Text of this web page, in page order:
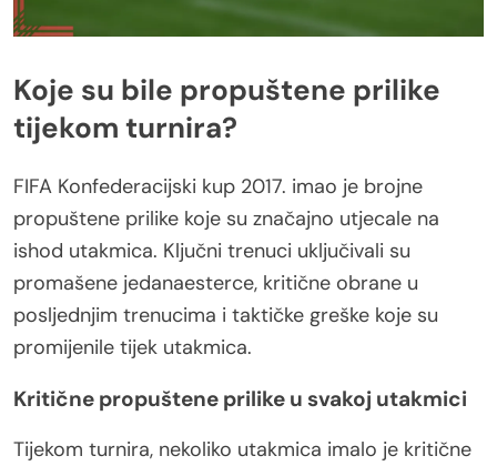
Koje su bile propuštene prilike
tijekom turnira?
FIFA Konfederacijski kup 2017. imao je brojne
propuštene prilike koje su značajno utjecale na
ishod utakmica. Ključni trenuci uključivali su
promašene jedanaesterce, kritične obrane u
posljednjim trenucima i taktičke greške koje su
promijenile tijek utakmica.
Kritične propuštene prilike u svakoj utakmici
Tijekom turnira, nekoliko utakmica imalo je kritične